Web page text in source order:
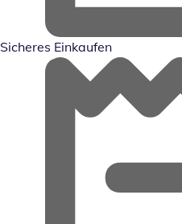
Sicheres Einkaufen